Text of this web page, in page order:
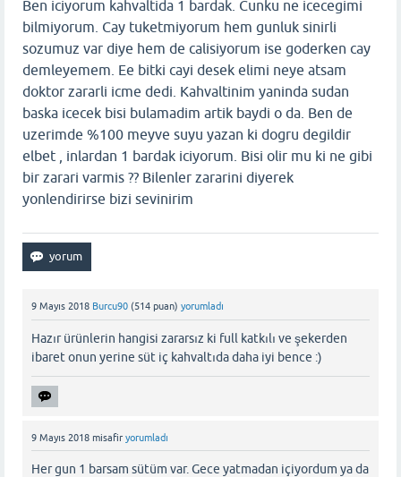
Ben iciyorum kahvaltida 1 bardak. Cunku ne icecegimi
bilmiyorum. Cay tuketmiyorum hem gunluk sinirli
sozumuz var diye hem de calisiyorum ise goderken cay
demleyemem. Ee bitki cayi desek elimi neye atsam
doktor zararli icme dedi. Kahvaltinim yaninda sudan
baska icecek bisi bulamadim artik baydi o da. Ben de
uzerimde %100 meyve suyu yazan ki dogru degildir
elbet , inlardan 1 bardak iciyorum. Bisi olir mu ki ne gibi
bir zarari varmis ?? Bilenler zararini diyerek
yonlendirirse bizi sevinirim
9 Mayıs 2018 Burcu90 (514 puan) yorumladı
Hazır ürünlerin hangisi zararsız ki full katkılı ve şekerden
ibaret onun yerine süt iç kahvaltıda daha iyi bence :)
9 Mayıs 2018 misafir yorumladı
Her gun 1 barsam sütüm var. Gece yatmadan içiyordum ya da